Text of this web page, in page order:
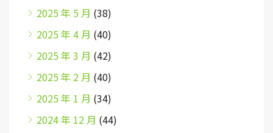
2025 年 5 月 (38)
2025 年 4 月 (40)
2025 年 3 月 (42)
2025 年 2 月 (40)
2025 年 1 月 (34)
2024 年 12 月 (44)